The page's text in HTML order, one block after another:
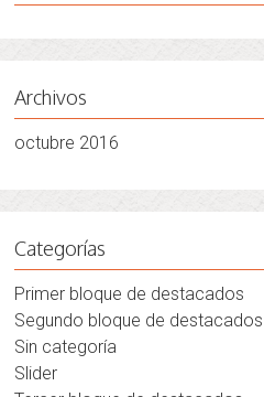
Archivos
octubre 2016
Categorías
Primer bloque de destacados
Segundo bloque de destacados
Sin categoría
Slider